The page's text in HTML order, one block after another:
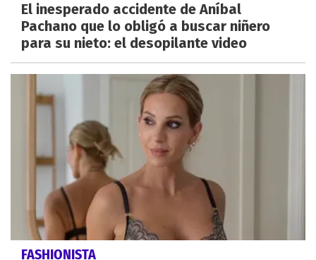
El inesperado accidente de Aníbal
Pachano que lo obligó a buscar niñero
para su nieto: el desopilante video
FASHIONISTA